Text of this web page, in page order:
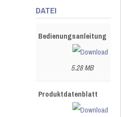
DATEI
Bedienungsanleitung
5.28 MB
Produktdatenblatt